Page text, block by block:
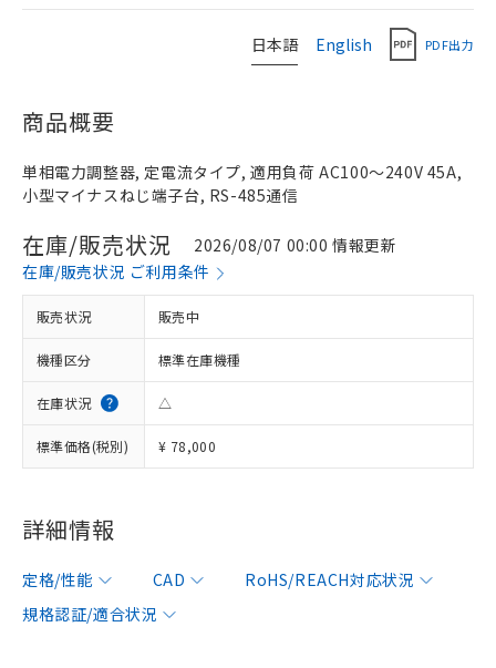
日本語 English PDF出力
商品概要
単相電力調整器, 定電流タイプ, 適用負荷 AC100～240V 45A,
小型マイナスねじ端子台, RS-485通信
在庫/販売状況
2026/08/07 00:00 情報更新
在庫/販売状況 ご利用条件
販売状況 販売中
機種区分 標準在庫機種
在庫状況 △
標準価格(税別) ¥ 78,000
詳細情報
定格/性能 CAD
RoHS/REACH対応状況
規格認証/適合状況